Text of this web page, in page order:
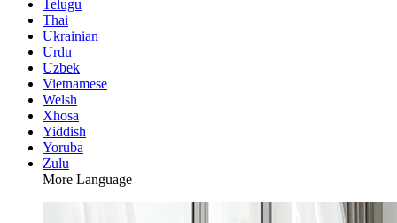
Telugu
Thai
Ukrainian
Urdu
Uzbek
Vietnamese
Welsh
Xhosa
Yiddish
Yoruba
Zulu
More Language